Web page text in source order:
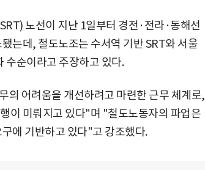
노선이 지난 1일부터 경전·전라·동해선
는데, 철도노조는 수서역 기반 SRT와 서울
수순이라고 주장하고 있다.
의 어려움을 개선하려고 마련한 근무 체계로,
이 미뤄지고 있다"며 "철도노동자의 파업은
에 기반하고 있다"고 강조했다.